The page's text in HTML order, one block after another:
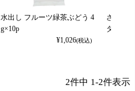
水出し フルーツ緑茶ぶどう 4
g×10p
¥1,026(税込)
さくら
タンド
2件中 1-2件表示